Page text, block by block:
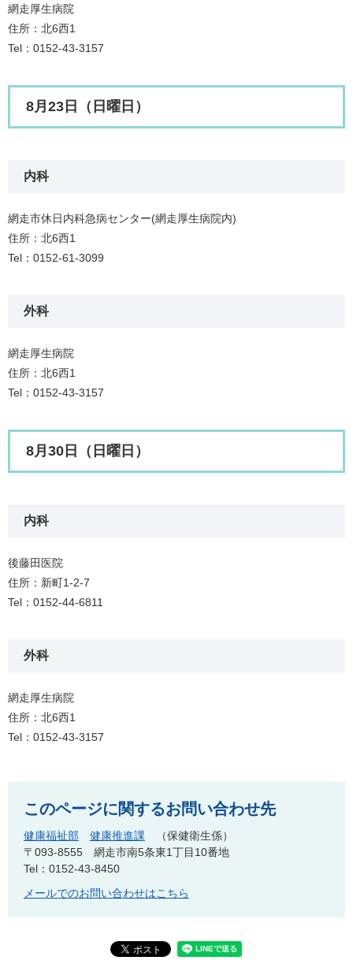
網走厚生病院
住所：北6西1
Tel：0152-43-3157
8月23日（日曜日）
内科
網走市休日内科急病センター(網走厚生病院内)
住所：北6西1
Tel：0152-61-3099
外科
網走厚生病院
住所：北6西1
Tel：0152-43-3157
8月30日（日曜日）
内科
後藤田医院
住所：新町1-2-7
Tel：0152-44-6811
外科
網走厚生病院
住所：北6西1
Tel：0152-43-3157
このページに関するお問い合わせ先
健康福祉部 健康推進課
保健衛生係
〒093-8555
網走市南5条東1丁目10番地
Tel：0152-43-8450
メールでのお問い合わせはこちら